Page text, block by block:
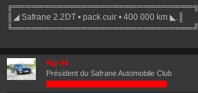
╔═════════════════════════════╗
║◢ Safrane 2.2DT • pack cuir • 400 000 km ◣.║
╚═════════════════════════════╝
fkp 94
Président du Safrane Automobile Club